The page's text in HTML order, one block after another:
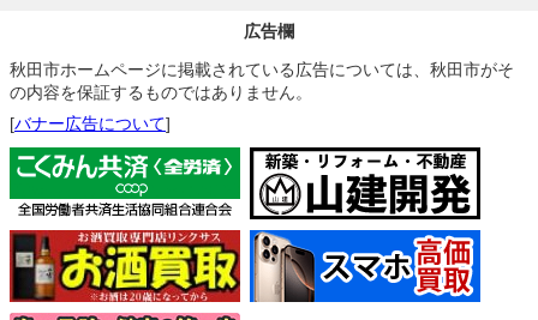
広告欄
秋田市ホームページに掲載されている広告については、秋田市がそ
の内容を保証するものではありません。
[バナー広告について]